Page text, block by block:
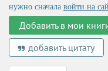
нужно сначала войти на
Добавить в мои
добавить цитату